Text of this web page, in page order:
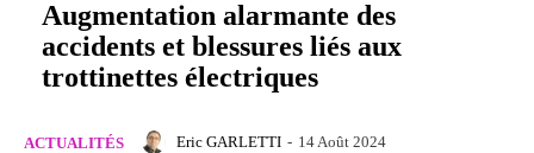
Augmentation alarmante des
accidents et blessures liés aux
trottinettes électriques
ACTUALITÉS Eric GARLETTI - 14 Août 2024